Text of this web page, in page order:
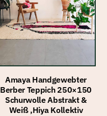
Amaya Handgewebter
Berber Teppich 250×150
Schurwolle Abstrakt &
Weiß ,Hiya Kollektiv